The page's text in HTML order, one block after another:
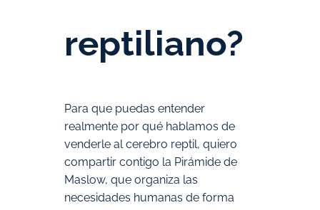
reptiliano?
Para que puedas entender
realmente por qué hablamos de
venderle al cerebro reptil, quiero
compartir contigo la Pirámide de
Maslow, que organiza las
necesidades humanas de forma